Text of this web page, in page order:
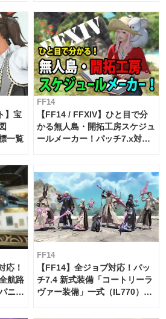
】宝
一覧
FF14
【FF14 / FFXIV】ひと目で分
かる無人島・開拓工房スケジュ
ールメーカー！パッチ7.x対応
応！
航路
ニ
FF14
【FF14】全ジョブ対応！パッ
チ7.4 新式装備「コートリーラ
ヴァー装備」一式（IL770）の